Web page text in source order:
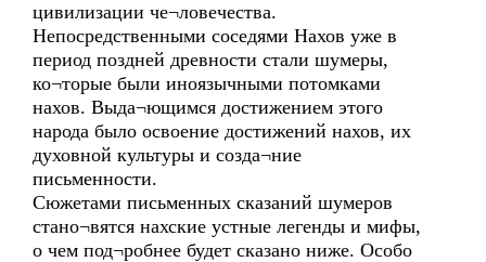
цивилизации че¬ловечества.
Непосредственными соседями Нахов уже в
период поздней древности стали шумеры,
ко¬торые были иноязычными потомками
нахов. Выда¬ющимся достижением этого
народа было освоение достижений нахов, их
духовной культуры и созда¬ние
письменности.
Сюжетами письменных сказаний шумеров
стано¬вятся нахские устные легенды и мифы,
о чем под¬робнее будет сказано ниже. Особо